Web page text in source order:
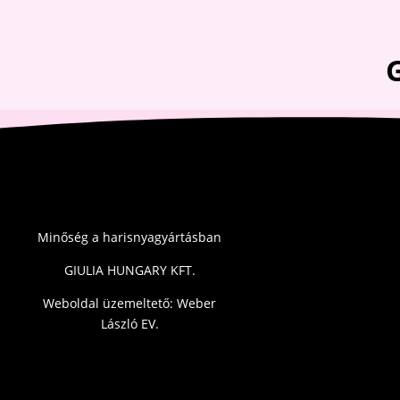
Minőség a harisnyagyártásban
GIULIA HUNGARY KFT.
Weboldal üzemeltető: Weber
László EV.